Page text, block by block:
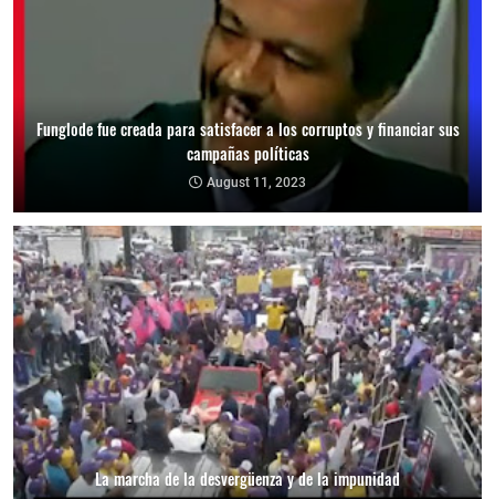
Funglode fue creada para satisfacer a los corruptos y financiar sus
campañas políticas
August 11, 2023
La marcha de la desvergüenza y de la impunidad